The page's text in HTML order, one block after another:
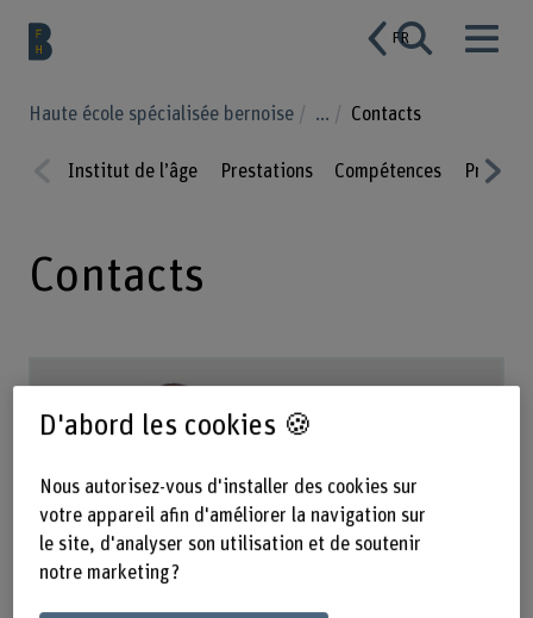
FR
Haute école spécialisée bernoise ... Contacts
ious
Institut de l’âge Prestations Compétences Projets
Contacts
D'abord les cookies 🍪
Nous autorisez-vous d'installer des cookies sur
votre appareil afin d'améliorer la navigation sur
le site, d'analyser son utilisation et de soutenir
notre marketing ?